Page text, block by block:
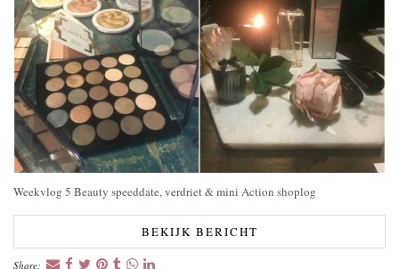
Weekvlog 5 Beauty speeddate, verdriet & mini Action shoplog
BEKIJK BERICHT
Share: